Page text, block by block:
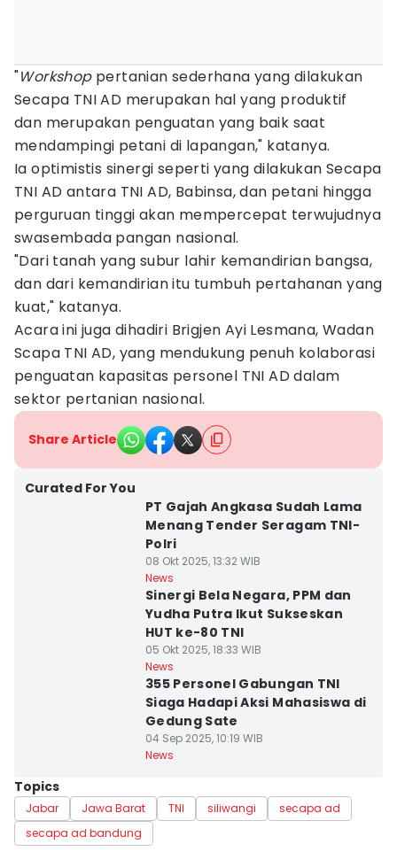
"Workshoppertanian sederhana yang dilakukan
Secapa TNI AD merupakan hal yang produktif
dan merupakan penguatan yang baik saat
mendampingi petani di lapangan," katanya.
Ia optimistis sinergi seperti yang dilakukan Secapa
TNI AD antara TNI AD, Babinsa, dan petani hingga
perguruan tinggi akan mempercepat terwujudnya
swasembada pangan nasional.
"Dari tanah yang subur lahir kemandirian bangsa,
dan dari kemandirian itu tumbuh pertahanan yang
kuat," katanya.
Acara ini juga dihadiri Brigjen Ayi Lesmana, Wadan
Scapa TNI AD, yang mendukung penuh kolaborasi
penguatan kapasitas personel TNI AD dalam
sektor pertanian nasional.
Share Article
Curated For You
PT Gajah Angkasa Sudah Lama
Menang Tender Seragam TNI-
Polri
08 Okt 2025, 13:32 WIB
News
Sinergi Bela Negara, PPM dan
Yudha Putra Ikut Sukseskan
HUT ke-80 TNI
05 Okt 2025, 18:33 WIB
News
355 Personel Gabungan TNI
Siaga Hadapi Aksi Mahasiswa di
Gedung Sate
04 Sep 2025, 10:19 WIB
News
Topics
Jabar Jawa Barat TNI siliwangi
secapa ad
secapa ad bandung